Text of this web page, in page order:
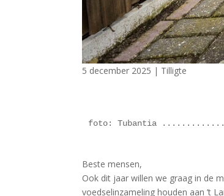
5 december 2025 | Tilligte
foto: Tubantia
Beste mensen,
Ook dit jaar willen we graag in de
voedselinzameling houden aan ’t